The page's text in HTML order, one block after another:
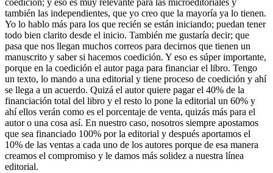
coedición; y eso es muy relevante para las microeditoriales y
también las independientes, que yo creo que la mayoría ya lo tienen.
Yo lo hablo más para los que recién se están iniciando; puedan tener
todo bien clarito desde el inicio. También me gustaría decir; que
pasa que nos llegan muchos correos para decirnos que tienen un
manuscrito y saber si hacemos coedición. Y eso es súper importante,
porque en la coedición el autor paga para financiar el libro. Tengo
un texto, lo mando a una editorial y tiene proceso de coedición y ahí
se llega a un acuerdo. Quizá el autor quiere pagar el 40% de la
financiación total del libro y el resto lo pone la editorial un 60% y
ahí ellos verán como es el porcentaje de venta, quizás más para el
autor o una cosa así. En nuestro caso, nosotros siempre apostamos
que sea financiado 100% por la editorial y después aportamos el
10% de las ventas a cada uno de los autores porque de esa manera
creamos el compromiso y le damos más solidez a nuestra línea
editorial.